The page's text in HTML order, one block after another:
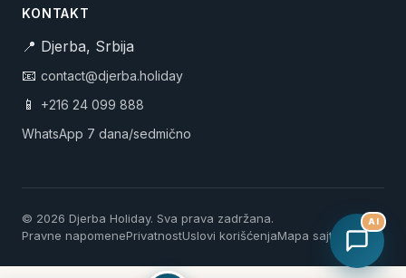
KONTAKT
📍 Djerba, Srbija
📧 contact@djerba.holiday
📱
+216 24 099 888
WhatsApp 7 dana/sedmično
© 2026 Djerba Holiday. Sva prava zadržana.
Pravne napomenePrivatnostUslovi korišćenjaMapa sajtа
AI